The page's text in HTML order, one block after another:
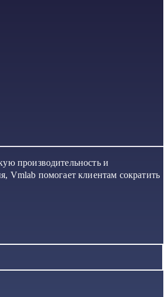
производительность и
Vmlab помогает клиентам сократить